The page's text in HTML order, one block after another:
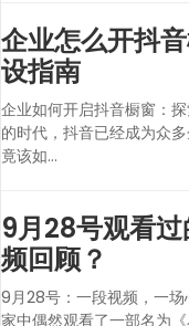
企业怎么开抖
设指南
企业如何开启抖音橱窗：
的时代，抖音已经成为众
竟该如...
9月28号观看
频回顾？
9月28号：一段视频，一
家中偶然观看了一部名为